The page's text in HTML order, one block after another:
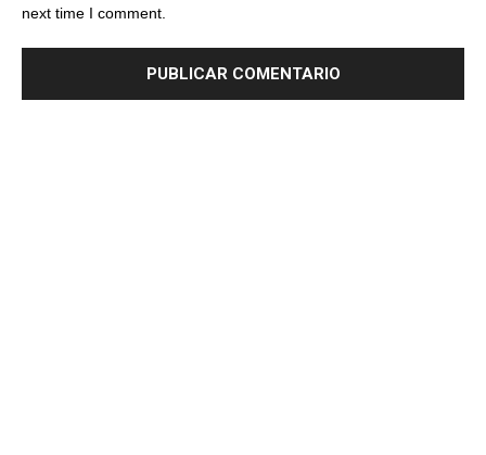
next time I comment.